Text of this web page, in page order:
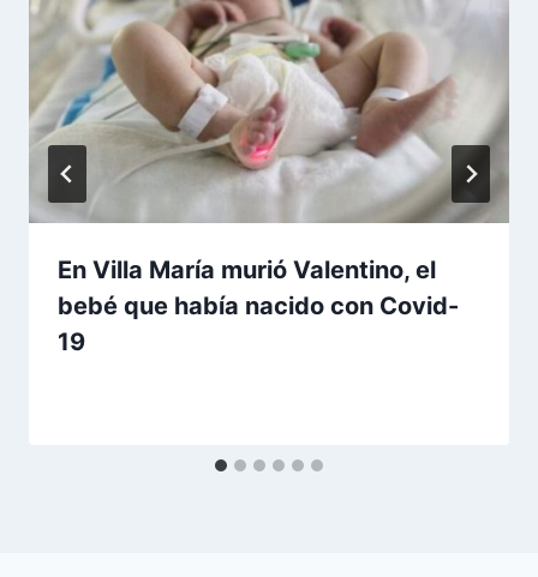
En Villa María murió Valentino, el
bebé que había nacido con Covid-
19